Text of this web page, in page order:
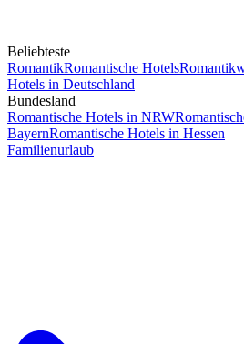
Beliebteste
RomantikRomantische Hotels
Hotels in Deutschland
Bundesland
Romantische Hotels in NRW
BayernRomantische Hotels in Hessen
Familienurlaub